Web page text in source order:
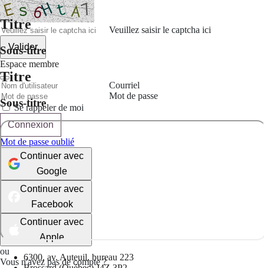
Titre
Sous-titre
Titre
Sous-titre
6300, av. Auteuil, bureau 223
Veuillez saisir le captcha ici
Valider
Espace membre
Courriel
Mot de passe
Se rappeler de moi
Connexion
Mot de passe oublié
Continuer avec
Google
Continuer avec
Facebook
Continuer avec
Apple
ou
Vous n'avez pas de compte ?